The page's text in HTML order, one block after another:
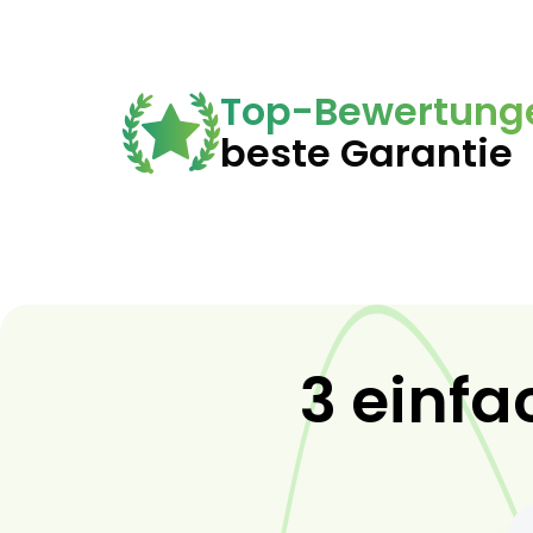
Top-
beste Garantie
3